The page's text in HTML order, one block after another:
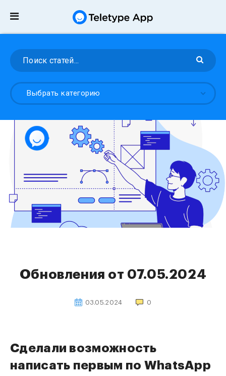
Выбрать категорию
Обновления от 07.05.2024
03.05.2024 0
Сделали возможность
написать первым по WhatsApp